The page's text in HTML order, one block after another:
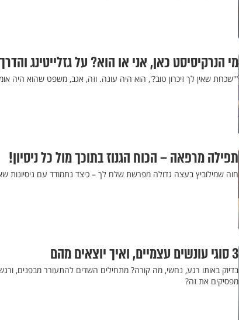
מי הנרקיסיסט כאן, אני או הוא? על גזלייטינג
"'שכחת שאין לך זיכרון טוב?', הוא היה עונה. וזה, אגב, משפט שהוא היה
תפילה מרפאה – הכוח הגנוז בתוכך מול כל ניסיון!
חוה שמילוביץ בעצה גדולה מפרשת שלח לך – כיצד נתמודד עם ניסיונות
3 סוגי עונשים עצמיים, ואיך יוצאים מהם
בדיוק באותו רגע, נחשי, מה קורה? מתחילים השדים להתעורר מבפנים,
מפסיקים את זה?